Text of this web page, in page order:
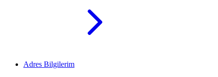
Adres Bilgilerim